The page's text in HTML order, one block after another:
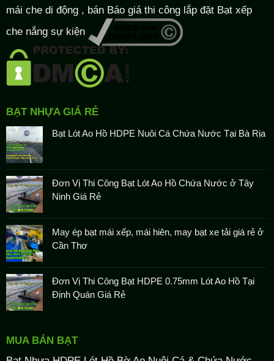
mái che di động , bán Báo giá thi công lắp đặt Bạt xếp
che nắng sự kiện
BẠT NHỰA GIÁ RẺ
Bạt Lót Ao Hồ HDPE Nuôi Cá Chứa Nước Tại Bà Rịa
Đơn Vị Thi Công Bạt Lót Ao Hồ Chứa Nước ở Tây
Ninh Giá Rẻ
May ép bạt mái xếp, mái hiên, may bạt xe tải giá rẻ ở
Cần Thơ
Đơn Vị Thi Công Bạt HDPE 0.75mm Lót Ao Hồ Tại
Định Quán Giá Rẻ
MUA BÁN BẠT